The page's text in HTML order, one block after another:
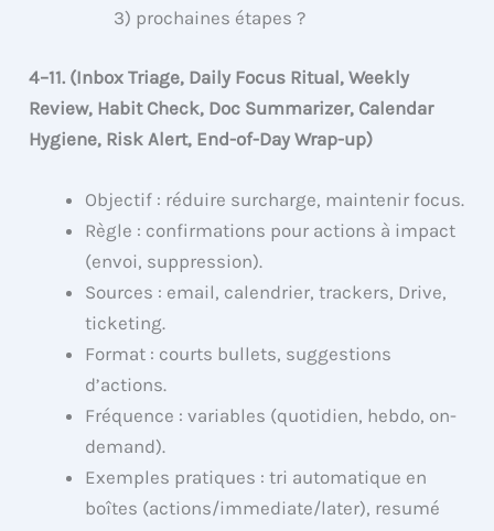
3) prochaines étapes ?
4–11. (Inbox Triage, Daily Focus Ritual, Weekly
Review, Habit Check, Doc Summarizer, Calendar
Hygiene, Risk Alert, End-of-Day Wrap-up)
Objectif : réduire surcharge, maintenir focus.
Règle : confirmations pour actions à impact
(envoi, suppression).
Sources : email, calendrier, trackers, Drive,
ticketing.
Format : courts bullets, suggestions
d’actions.
Fréquence : variables (quotidien, hebdo, on-
demand).
Exemples pratiques : tri automatique en
boîtes (actions/immediate/later), resumé